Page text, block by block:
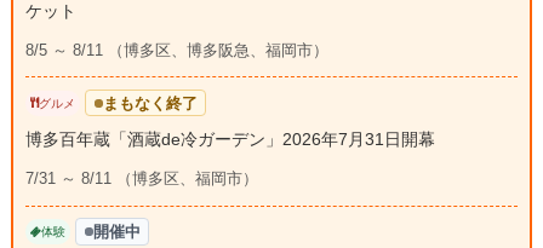
ケット
8/5 ～ 8/11 （博多区、博多阪急、福岡市）
グルメ まもなく終了
博多百年蔵「酒蔵de冷ガーデン」2026年7月31日開幕
7/31 ～ 8/11 （博多区、福岡市）
体験 開催中